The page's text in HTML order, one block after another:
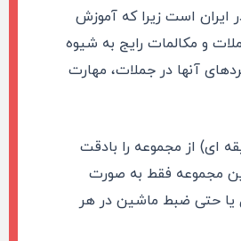
ایران است زیرا که آموزش
و مکالمات رایج به شیوه
آنها در جملات، مهارت
است که زبان آموز هر روز یک درس (حدودا 30 دقیقه ای) از مجموعه را بادقت
که این مجموعه فقط به صورت
یا حتی ضبط ماشین در هر